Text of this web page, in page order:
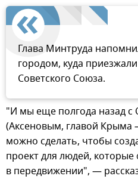
Глава Минтруда
городом, куда
Советского Союза.
"И мы еще полгода назад с
(Аксеновым, главой Крыма
можно сделать, чтобы
проект для людей,
в передвижении", —